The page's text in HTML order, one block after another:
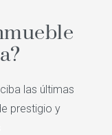
las últimas
prestigio y